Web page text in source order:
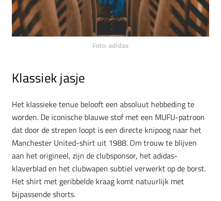
Foto: adidas
Klassiek jasje
Het klassieke tenue belooft een absoluut hebbeding te
worden. De iconische blauwe stof met een MUFU-patroon
dat door de strepen loopt is een directe knipoog naar het
Manchester United-shirt uit 1988. Om trouw te blijven
aan het origineel, zijn de clubsponsor, het adidas-
klaverblad en het clubwapen subtiel verwerkt op de borst.
Het shirt met geribbelde kraag komt natuurlijk met
bijpassende shorts.